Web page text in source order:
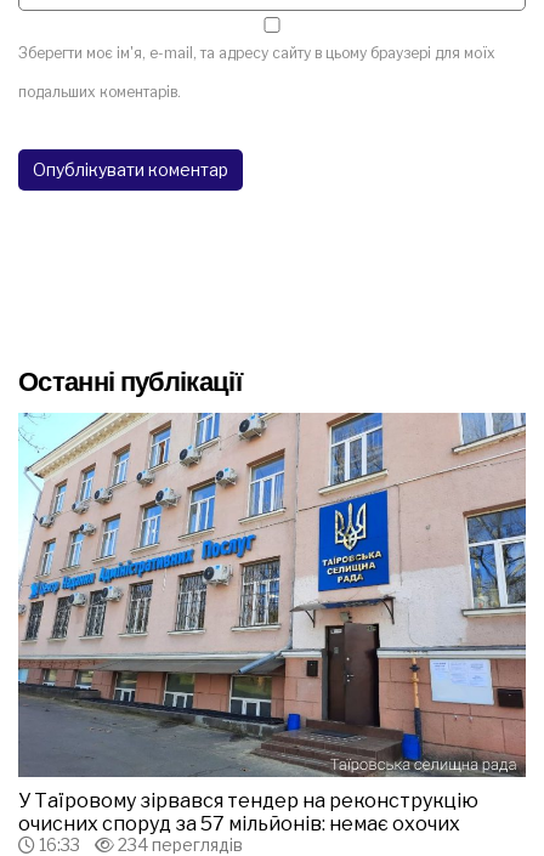
Зберегти моє ім'я, e-mail, та адресу сайту в цьому браузері для моїх
подальших коментарів.
Останні публікації
У Таїровому зірвався тендер на реконструкцію
очисних споруд за 57 мільйонів: немає охочих
16:33 234 переглядів